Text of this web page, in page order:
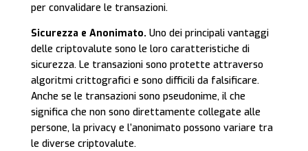
per convalidare le transazioni.
Sicurezza e Anonimato. Uno dei principali vantaggi
delle criptovalute sono le loro caratteristiche di
sicurezza. Le transazioni sono protette attraverso
algoritmi crittografici e sono difficili da falsificare.
Anche se le transazioni sono pseudonime, il che
significa che non sono direttamente collegate alle
persone, la privacy e l’anonimato possono variare tra
le diverse criptovalute.